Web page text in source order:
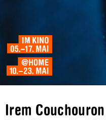
Irem Couchouron